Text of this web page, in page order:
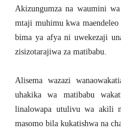
Akizungumza na waumini
mtaji muhimu kwa
bima ya afya ni uwekezaji
zisizotarajiwa za matibabu.
Alisema wazazi
uhakika wa matibabu
linalowapa utulivu wa akili
masomo bila kukatishwa na